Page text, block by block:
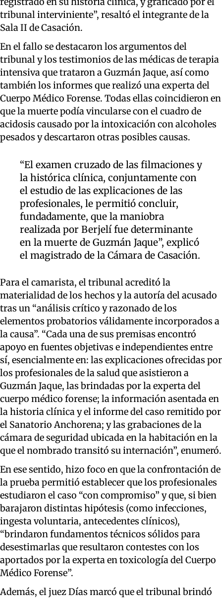
tribunal interviniente”, resaltó el integrante de la
Sala II de Casación.
En el fallo se destacaron los argumentos del
tribunal y los testimonios de las médicas de terapia
intensiva que trataron a Guzmán Jaque, así como
también los informes que realizó una experta del
Cuerpo Médico Forense. Todas ellas coincidieron en
que la muerte podía vincularse con el cuadro de
acidosis causado por la intoxicación con alcoholes
pesados y descartaron otras posibles causas.
“El examen cruzado de las filmaciones y
la histórica clínica, conjuntamente con
el estudio de las explicaciones de las
profesionales, le permitió concluir,
fundadamente, que la maniobra
realizada por Berjelí fue determinante
en la muerte de Guzmán Jaque”, explicó
el magistrado de la Cámara de Casación.
Para el camarista, el tribunal acreditó la
materialidad de los hechos y la autoría del acusado
tras un “análisis crítico y razonado de los
elementos probatorios válidamente incorporados a
la causa”. “Cada una de sus premisas encontró
apoyo en fuentes objetivas e independientes entre
sí, esencialmente en: las explicaciones ofrecidas por
los profesionales de la salud que asistieron a
Guzmán Jaque, las brindadas por la experta del
cuerpo médico forense; la información asentada en
la historia clínica y el informe del caso remitido por
el Sanatorio Anchorena; y las grabaciones de la
cámara de seguridad ubicada en la habitación en la
que el nombrado transitó su internación”, enumeró.
En ese sentido, hizo foco en que la confrontación de
la prueba permitió establecer que los profesionales
estudiaron el caso “con compromiso” y que, si bien
barajaron distintas hipótesis (como infecciones,
ingesta voluntaria, antecedentes clínicos),
“brindaron fundamentos técnicos sólidos para
desestimarlas que resultaron contestes con los
aportados por la experta en toxicología del Cuerpo
Médico Forense”.
Además, el juez Días marcó que el tribunal brindó